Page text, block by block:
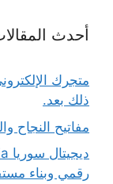
أحدث
متجرك
ذلك بعد.
مفاتيح النجاح
رقمي وبناء